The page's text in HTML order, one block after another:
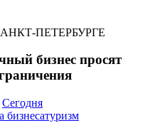
ПЕТЕРБУРГЕ
бизнес просят
Сегодня
бизнесатуризм